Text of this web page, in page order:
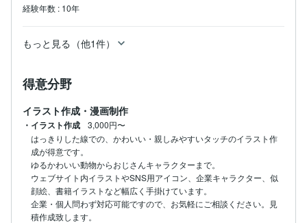
経験年数 : 10年
もっと見る（他1件）
得意分野
イラスト作成・漫画制作
・イラスト作成
3,000円〜
はっきりした線での、かわいい・親しみやすいタッチのイラスト作
成が得意です。
ゆるかわいい動物からおじさんキャラクターまで。
ウェブサイト内イラストやSNS用アイコン、企業キャラクター、似
顔絵、書籍イラストなど幅広く手掛けています。
企業・個人問わず対応可能ですので、お気軽にご相談ください。見
積作成致します。